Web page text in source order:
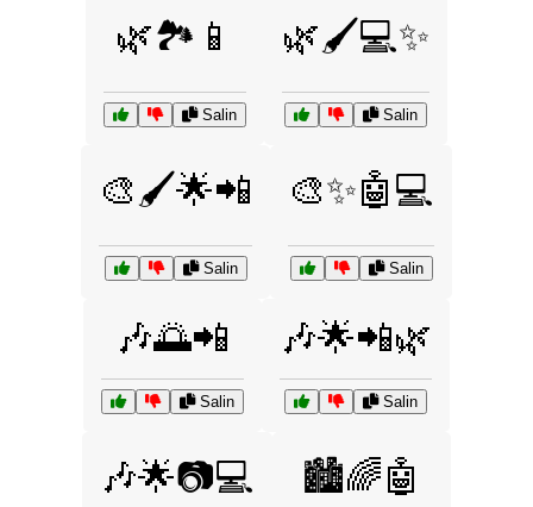
🌿🏞️📱
Salin
🌿🖌️💻✨
Salin
🎨🖌️🌟📲
Salin
🎨✨🤖💻
Salin
🎶🌅📲
Salin
🎶🌟📲🌿
Salin
🎶🌟📷💻 🏙️🌈🤖